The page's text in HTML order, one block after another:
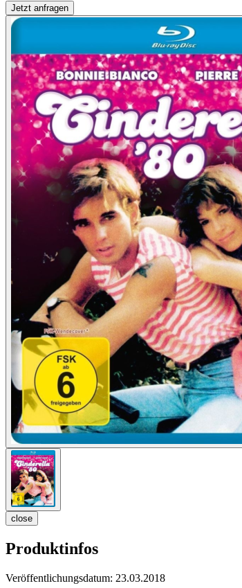
close
Produktinfos
Veröffentlichungsdatum: 23.03.2018